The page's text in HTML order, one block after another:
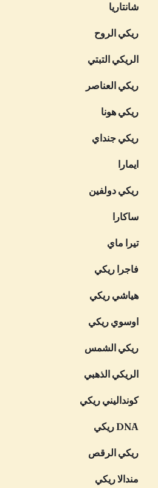
شانتاريا
ريكي الروح
الريكي التبتي
ريكي العناصر
ريكي هونا
ريكي جنداي
ايمارا
ريكي دولفين
ساكارا
تيرا ماي
فاجرا ريكي
هياشي ريكي
اوسوي ريكي
ريكي الشمس
الريكي الذهبي
كونداليني ريكي
DNA ريكي
ريكي الرقص
مندالا ريكي